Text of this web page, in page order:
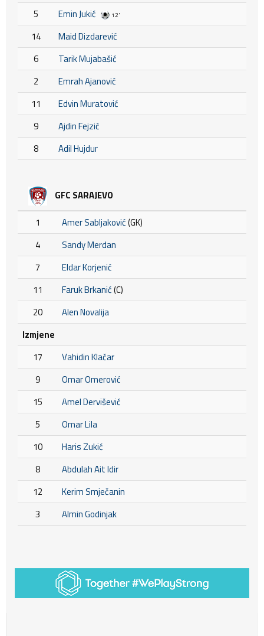
5
Emin Jukić 12'
14
Maid Dizdarević
6
Tarik Mujabašić
2
Emrah Ajanović
11
Edvin Muratović
9
Ajdin Fejzić
8
Adil Hujdur
GFC SARAJEVO
1 Amer Sabljaković(GK)
4
Sandy Merdan
7
Eldar Korjenić
11
Faruk Brkanić(C)
20
Alen Novalija
Izmjene
17
Vahidin Klačar
9
Omar Omerović
15
Amel Dervišević
5
Omar Lila
10
Haris Zukić
8
Abdulah Ait Idir
12
Kerim Smječanin
3
Almin Godinjak